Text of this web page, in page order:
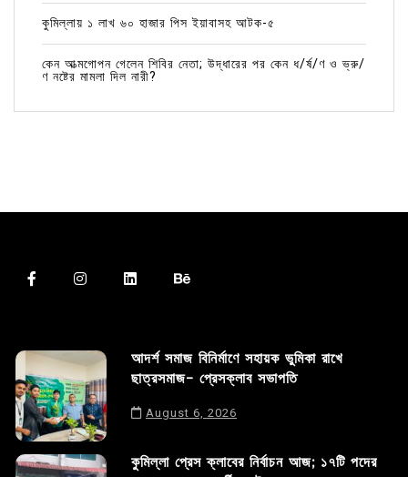
কুমিল্লায় ১ লাখ ৬০ হাজার পিস ইয়াবাসহ আটক-৫
কেন আত্মগোপন গেলেন শিবির নেতা; উদ্ধারের পর কেন ধ/র্ষ/ণ ও ভ্রু/
ণ নষ্টের মামলা দিল নারী?
আদর্শ সমাজ বিনির্মাণে সহায়ক ভুমিকা রাখে
ছাত্রসমাজ- প্রেসক্লাব সভাপতি
August 6, 2026
কুমিল্লা প্রেস ক্লাবের নির্বাচন আজ; ১৭টি পদের